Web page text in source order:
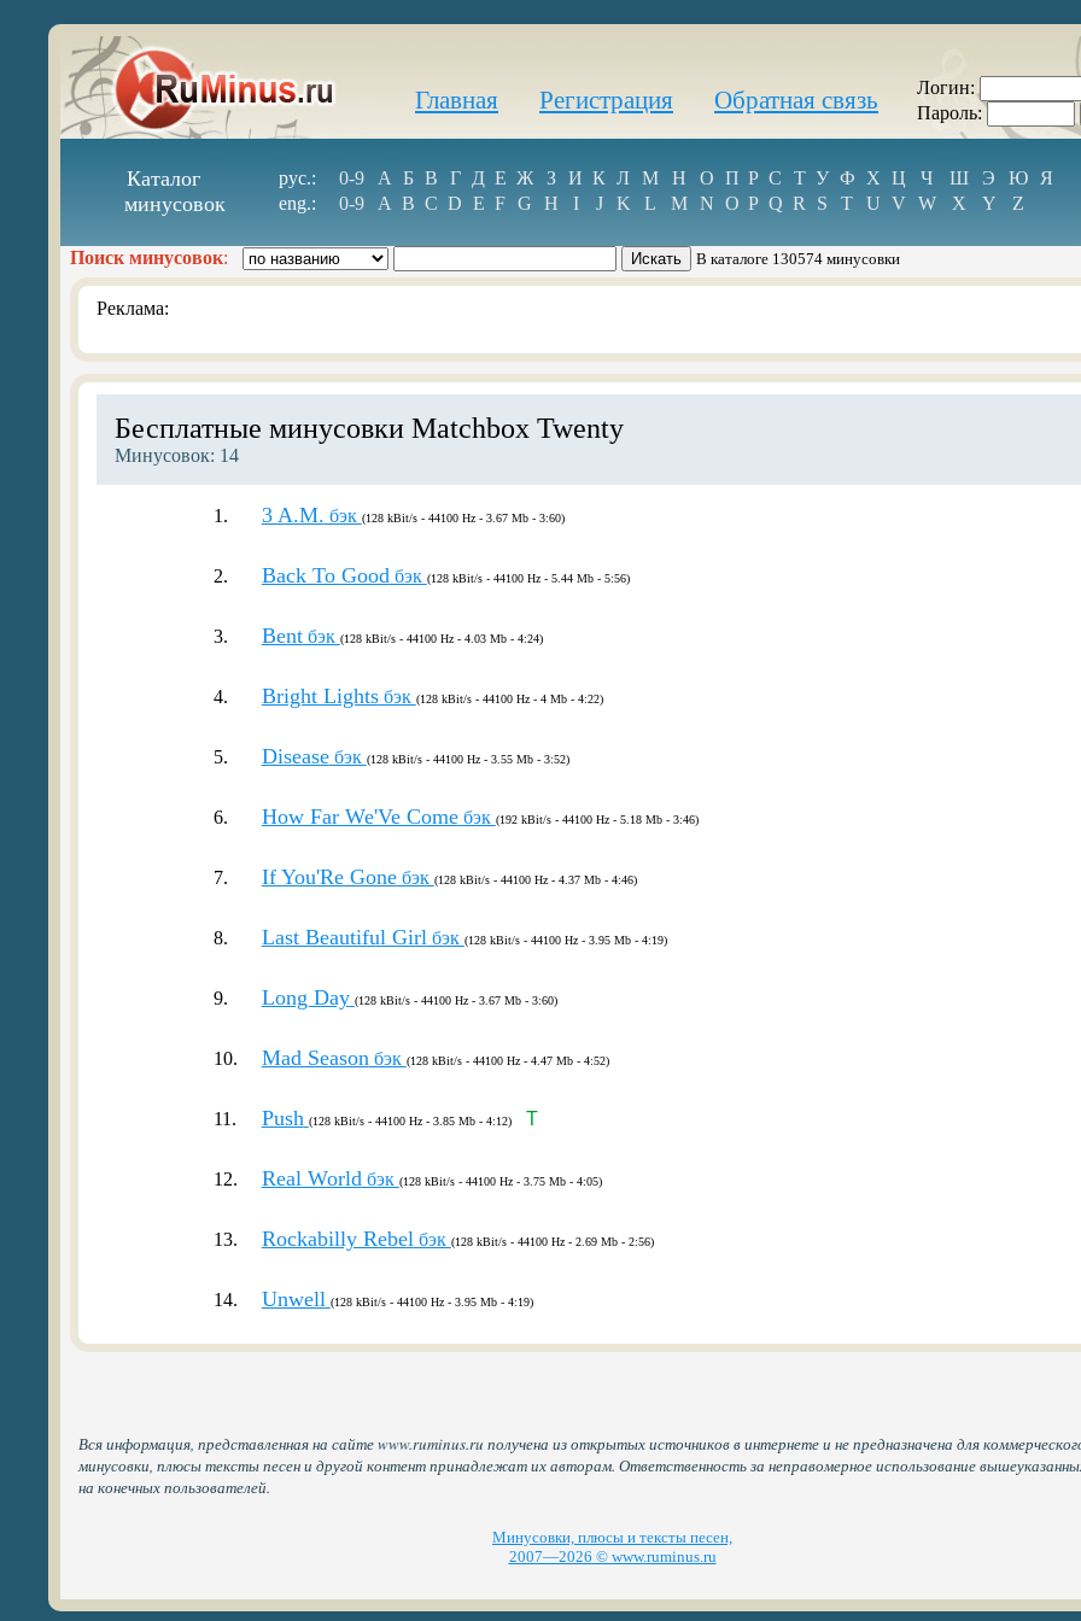
Главная Регистрация Обратная связь
Логин:
Пароль:
Каталог
минусовок
рус.: 0-9 А Б В Г Д Е Ж З И К Л М Н О П Р С Т У Ф Х Ц Ч Ш Э Ю Я
eng.:
0-9 A B C D E F G H I J K L M N O P Q R S T U V W X Y Z
Поиск минусовок: В каталоге 130574 минусовки
Реклама:
Бесплатные минусовки Matchbox Twenty
Минусовок: 14
1. 3 A.M. бэк (128 kBit/s - 44100 Hz - 3.67 Mb - 3:60)
2. Back To Good бэк (128 kBit/s - 44100 Hz - 5.44 Mb - 5:56)
3. Bentбэк (128 kBit/s - 44100 Hz - 4.03 Mb - 4:24)
4. Bright Lightsбэк (128 kBit/s - 44100 Hz - 4 Mb - 4:22)
5. Diseaseбэк (128 kBit/s - 44100 Hz - 3.55 Mb - 3:52)
6. How Far We'Ve Comeбэк (192 kBit/s - 44100 Hz - 5.18 Mb - 3:46)
7. If You'Re Goneбэк (128 kBit/s - 44100 Hz - 4.37 Mb - 4:46)
8. Last Beautiful Girl бэк (128 kBit/s - 44100 Hz - 3.95 Mb - 4:19)
9. Long Day (128 kBit/s - 44100 Hz - 3.67 Mb - 3:60)
10. Mad Season бэк (128 kBit/s - 44100 Hz - 4.47 Mb - 4:52)
11. Push (128 kBit/s - 44100 Hz - 3.85 Mb - 4:12) T
12. Real World бэк (128 kBit/s - 44100 Hz - 3.75 Mb - 4:05)
13. Rockabilly Rebel бэк (128 kBit/s - 44100 Hz - 2.69 Mb - 2:56)
14. Unwell (128 kBit/s - 44100 Hz - 3.95 Mb - 4:19)
Вся информация, представленная на сайте www.ruminus.ru получена из открытых источников в интернете и не предназначена для
минусовки, плюсы тексты песен и другой контент принадлежат их авторам. Ответственность за неправомерное использование
на конечных пользователей.
Минусовки, плюсы и тексты песен,
2007—2026 © www.ruminus.ru